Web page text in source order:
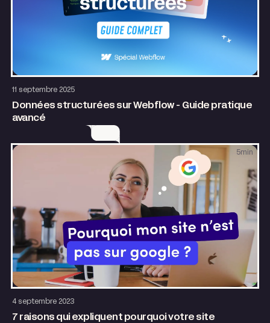
11 septembre 2025
Données structurées sur Webflow - Guide pratique
avancé
4 septembre 2023
7 raisons qui expliquent pourquoi votre site
5 min